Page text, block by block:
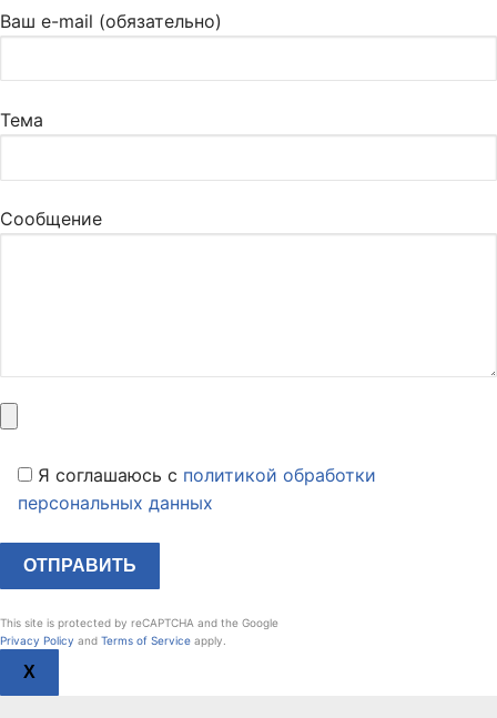
Ваш e-mail (обязательно)
Тема
Сообщение
Я соглашаюсь c политикой обработки
персональных данных
This site is protected by reCAPTCHA and the Google
Privacy Policy and Terms of Service apply.
X